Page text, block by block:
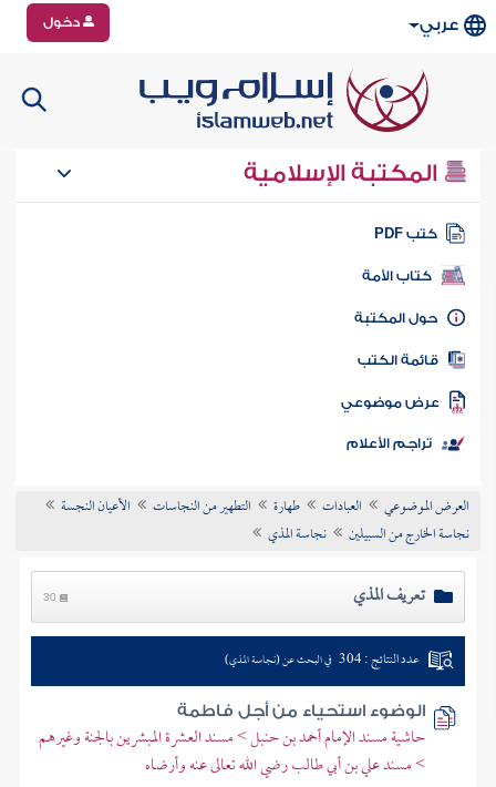
عربي دخول
المكتبة الإسلامية
كتب PDF
كتاب الأمة
المكتبة
الكتب
موضوعي
تراجم الأعلام
العرض الموضوعي العبادات طهارة التطهير من النجاسات
الأعيان النجسة
نجاسة الخارج من السبيلين
نجاسة المذي
تعريف المذي 30
عدد النتائج : 304 في البحث عن (نجاسة المذي)
الوضوء استحياء من أجل فاطمة
حاشية مسند الإمام أحمد بن حنبل > مسند العشرة المبشرين بالجنة وغيرهم
> مسند علي بن أبي طالب رضي الله تعالى عنه وأرضاه